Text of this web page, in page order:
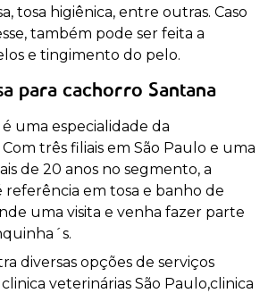
tosa higiênica, entre outras. Caso
também pode ser feita a
e tingimento do pelo.
para cachorro Santana
uma especialidade da
três filiais em São Paulo e uma
de 20 anos no segmento, a
referência em tosa e banho de
uma visita e venha fazer parte
diversas opções de serviços
veterinárias São Paulo,clinica